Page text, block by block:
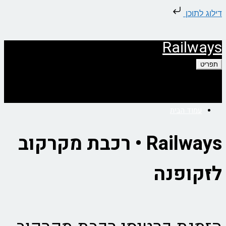
דילוג לתוכן
Railways
תפריט
אודות
Railways • רכבת מקרקוב
לזקופנה